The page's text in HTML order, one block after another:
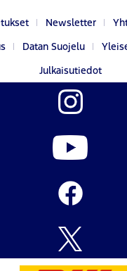
Newsletter
Datan Suojelu
Julkaisutiedot